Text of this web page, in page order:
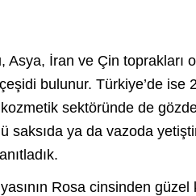
Asya, İran ve Çin toprakları
bulunur. Türkiye’de
sektöründe de
saksıda ya da vazoda
Rosa cinsinden